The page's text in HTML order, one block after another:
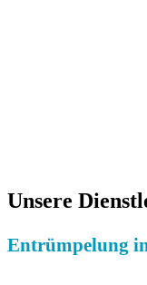
Unsere
Entrümpelung